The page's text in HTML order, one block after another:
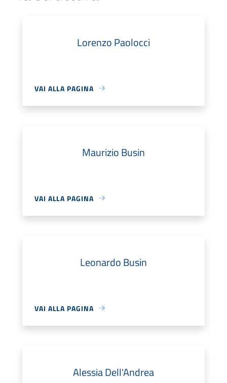
Lorenzo Paolocci
VAI ALLA PAGINA
Maurizio Busin
VAI ALLA PAGINA
Leonardo Busin
VAI ALLA PAGINA
Alessia Dell'Andrea